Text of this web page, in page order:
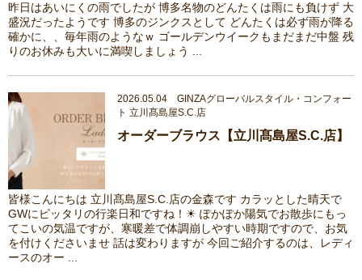
昨日はあいにくの雨でしたが 博多名物のどんたくは雨にも負けず 大
盛況だったようです 博多のジンクスとして どんたくは必ず雨が降る
確かに、、毎年雨のようなｗ ゴールデンウイークもまだまだ中盤 残
りのお休みも大いに満喫しましょう ...
2026.05.04 GINZAグローバルスタイル・コンフォー
ト 立川髙島屋S.C.店
オーダーブラウス【立川髙島屋S.C.店】
皆様こんにちは 立川髙島屋S.C.店の金森です カラッとした晴天で
GWにピッタリの行楽日和ですね！☀ ぽかぽか陽気でお散歩にもっ
てこいの気温ですが、寒暖差で体調崩しやすい時期ですので、お気
を付けくださいませ 話は変わりますが 今回ご紹介するのは、レディ
ースのオー ...